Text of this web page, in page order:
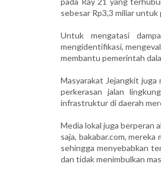
sebesar Rp3,3 miliar untuk
Untuk mengatasi
mengidentifikasi,
membantu pemerintah
Masyarakat Jejangkit
perkerasan jalan
infrastruktur di daerah
Media lokal juga berperan
saja, bakabar.com,
sehingga menyebabkan
dan tidak menimbulkan